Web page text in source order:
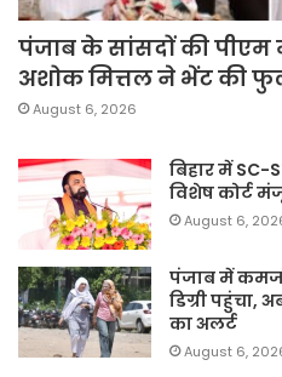
पंजाब के सांसदों की पीएम
अशोक मित्तल ने भेंट की
August 6, 2026
बिहार में SC-
विशेष कोर्ट
August 6,
पंजाब में
डिग्री पहुंचा,
का अलर्ट
August 6,